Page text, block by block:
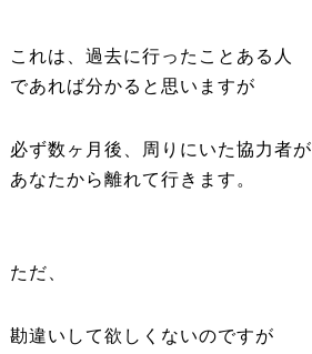
これは、過去に行ったことある人
であれば分かると思いますが
必ず数ヶ月後、周りにいた協力者が
あなたから離れて行きます。
ただ、
勘違いして欲しくないのですが